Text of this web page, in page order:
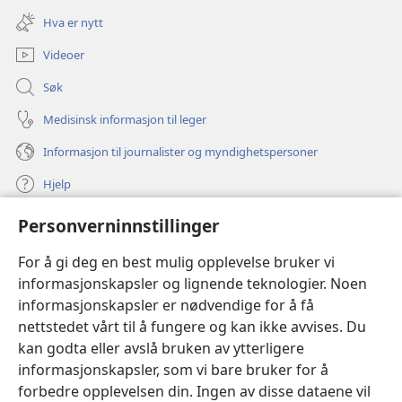
Personverninnstillinger
For å gi deg en best mulig opplevelse bruker vi
informasjonskapsler og lignende teknologier. Noen
informasjonskapsler er nødvendige for å få
nettstedet vårt til å fungere og kan ikke avvises. Du
kan godta eller avslå bruken av ytterligere
informasjonskapsler, som vi bare bruker for å
forbedre opplevelsen din. Ingen av disse dataene vil
nytt
vindu)
Hva er nytt
Videoer
Søk
Medisinsk informasjon til leger
Informasjon til journalister og myndighetspersoner
Hjelp
Bidrag
(åpner
nytt
vindu)Watchtower ONLINE LIBRARY™
(åpner
nytt
vindu) JW Hub ®
(åpner
nytt
vindu)JW Library ®